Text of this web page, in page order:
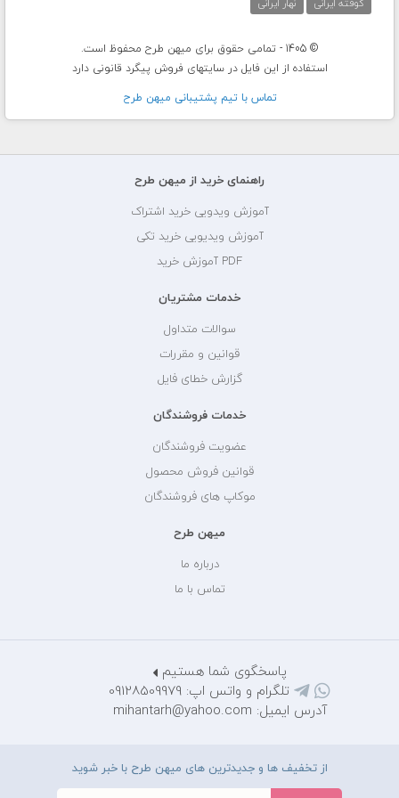
کوفته ایرانی
نهار ایرانی
© 1405 - تمامی حقوق برای میهن طرح محفوظ است.
استفاده از این فایل در سایتهای فروش پیگرد قانونی دارد
تماس با تيم پشتيبانی ميهن طرح
راهنمای خرید از میهن طرح
آموزش ویدویی خرید اشتراک
آموزش ویدیویی خرید تکی
PDF آموزش خرید
خدمات مشتریان
سوالات متداول
قوانین و مقررات
گزارش خطای فایل
خدمات فروشندگان
عضویت فروشندگان
قوانین فروش محصول
موکاپ های فروشندگان
میهن طرح
درباره ما
تماس با ما
پاسخگوی شما هستیم
تلگرام و واتس اپ: 09128509979
آدرس ایمیل: mihantarh@yahoo.com
از تخفیف ها و جدیدترین های میهن طرح با خبر شوید